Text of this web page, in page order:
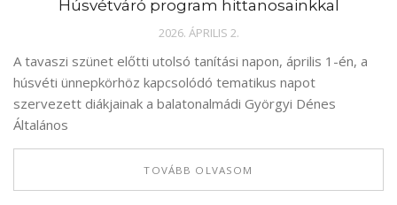
Húsvétváró program hittanosainkkal
2026. ÁPRILIS 2.
A tavaszi szünet előtti utolsó tanítási napon, április 1-én, a
húsvéti ünnepkörhöz kapcsolódó tematikus napot
szervezett diákjainak a balatonalmádi Györgyi Dénes
Általános
TOVÁBB OLVASOM